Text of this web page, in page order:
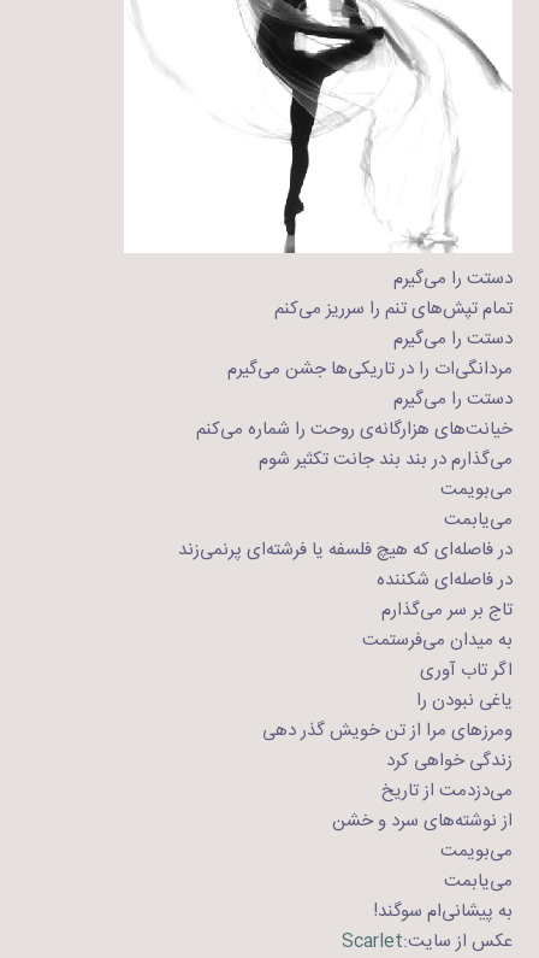
دستت را می‌گیرم
تمام تپش‌های تنم را سرریز می‌کنم
دستت را می‌گیرم
مردانگی‌ات را در تاریکی‌ها جشن می‌گیرم
دستت را می‌گیرم
خیانت‌های هزارگانه‌‌ی روحت را شماره می‌کنم
می‌گذارم در بند بند جانت تکثیر شوم
می‌بویمت
می‌یابمت
در فاصله‌ای که هیچ فلسفه یا فرشته‌ای پرنمی‌زند
در فاصله‌ای شکننده
تاج بر سر می‌گذارم
به میدان می‌فرستمت
اگر تاب آوری
یاغی نبودن را
ومرزهای مرا از تن خویش گذر دهی
زندگی خواهی کرد
می‌دزدمت از تاریخ
از نوشته‌های سرد و خشن
می‌بویمت
می‌یابمت
به پیشانی‌ام سوگند!
عکس از سایت:Scarlet